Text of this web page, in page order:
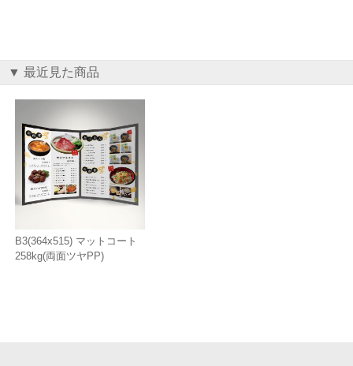
▼ 最近見た商品
B3(364x515) マットコート
258kg(両面ツヤPP)